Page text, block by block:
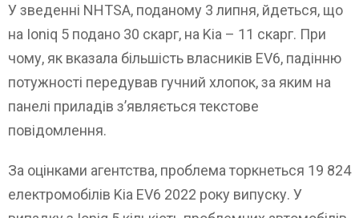
У зведенні NHTSA, поданому 3 липня, йдеться, що
на Ioniq 5 подано 30 скарг, на Kia – 11 скарг. При
чому, як вказала більшість власників EV6, падінню
потужності передував гучний хлопок, за яким на
панелі приладів з’являється текстове
повідомлення.
За оцінками агентства, проблема торкнеться 19 824
електромобілів Kia EV6 2022 року випуску. У